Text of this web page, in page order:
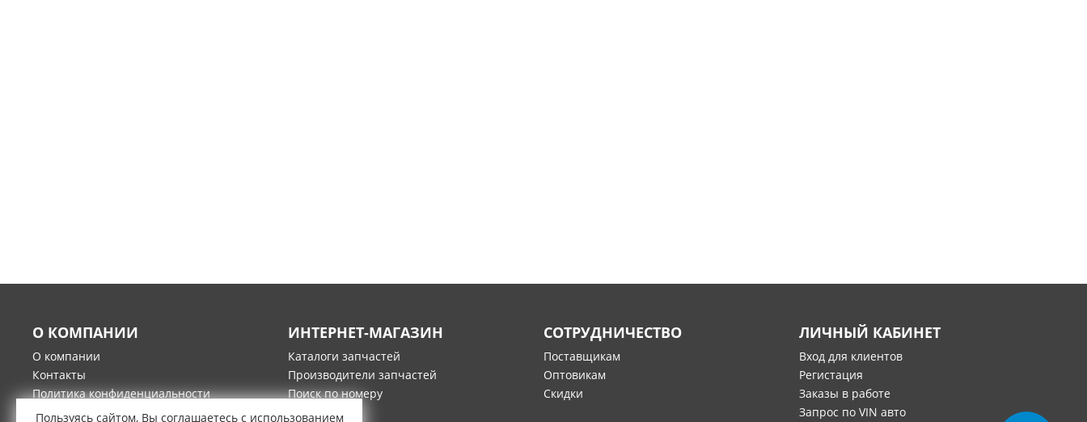
О КОМПАНИИ
О компании
Контакты
Политика конфиденциальности
Гарантия и возврат товара
ИНТЕРНЕТ-МАГАЗИН
Каталоги запчастей
Производители запчастей
Поиск по номеру
Оплата
СОТРУДНИЧЕСТВО
Поставщикам
Оптовикам
Скидки
ЛИЧНЫЙ КАБИНЕТ
Вход для клиентов
Регистация
Заказы в работе
Запрос по VIN авто
Пользуясь сайтом, Вы соглашаетесь с использованием